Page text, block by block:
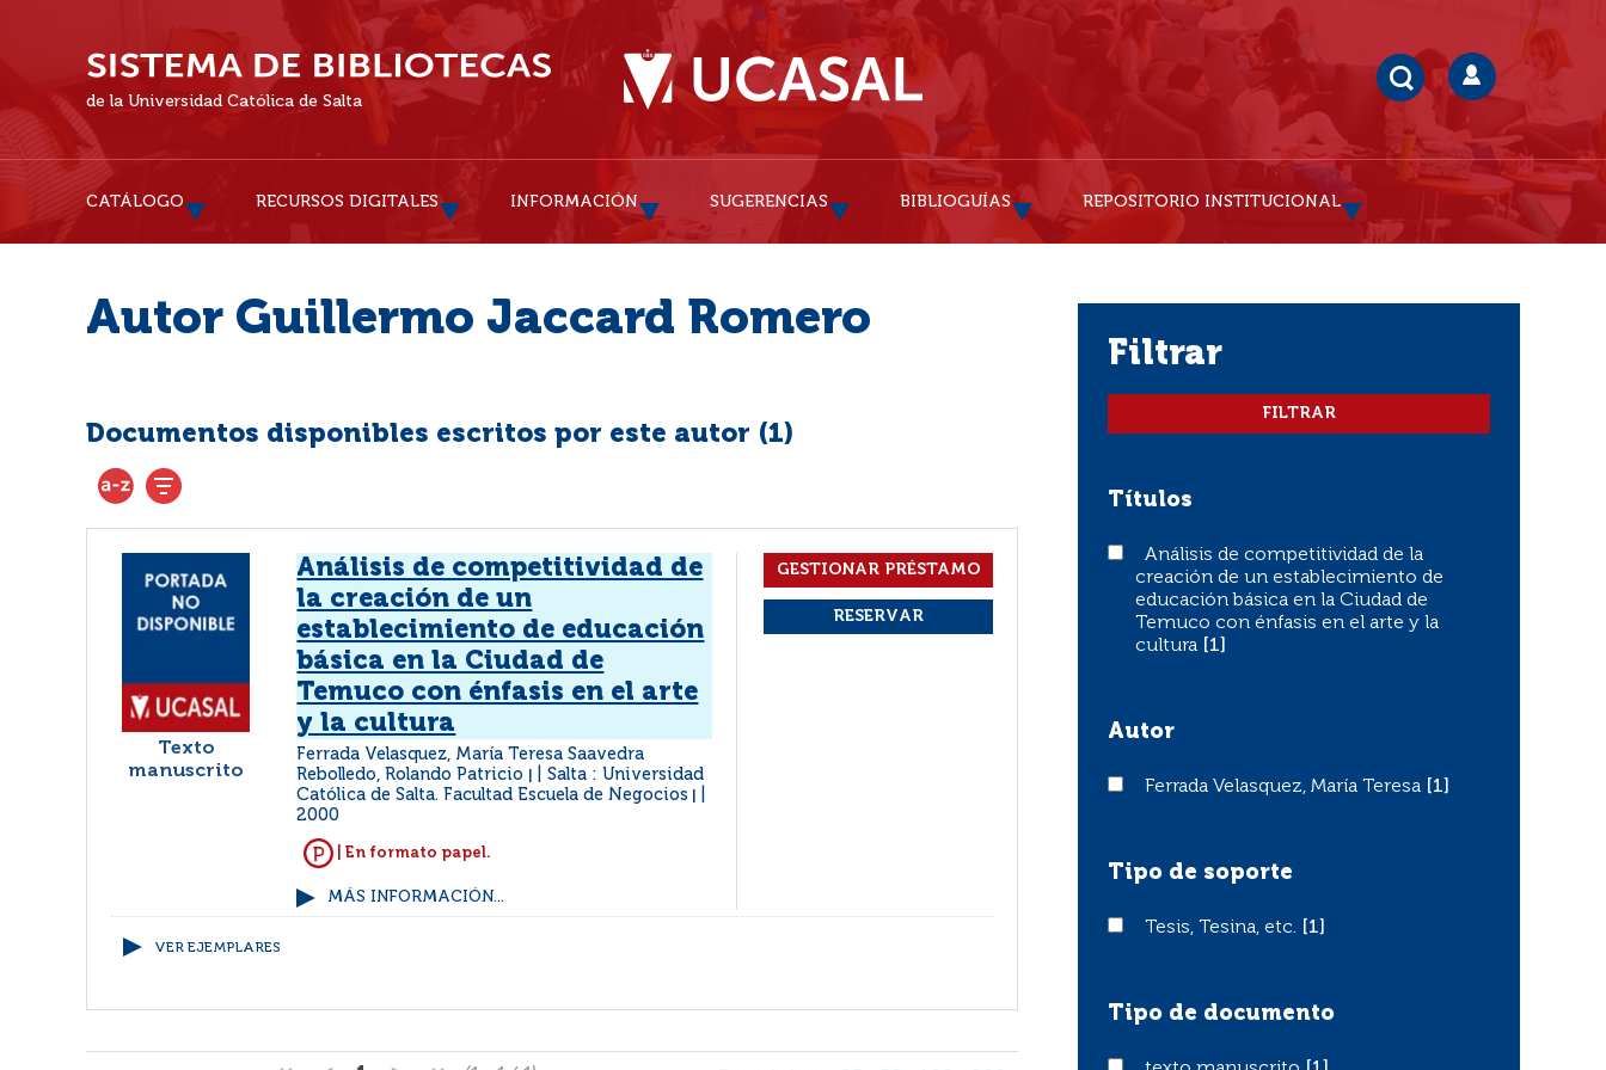
de la Universidad Católica de Salta
CATÁLOGO RECURSOS DIGITALES INFORMACIÓN SUGERENCIAS BIBLIOGUÍAS REPOSITORIO INSTITUCIONAL
Autor Guillermo Jaccard Romero
Documentos disponibles escritos por este autor (1)
Texto
manuscrito
Análisis de competitividad de
la creación de un
establecimiento de educación
básica en la Ciudad de
Temuco con énfasis en el arte
y la cultura
Ferrada Velasquez, María Teresa Saavedra
Rebolledo, Rolando Patricio
Salta : Universidad
Católica de Salta. Facultad Escuela de Negocios
2000
| En formato papel.
MÁS INFORMACIÓN...
VER EJEMPLARES
filtrar
Títulos
Análisis de competitividad de la creación de un
Análisis de competitividad de la
creación de un establecimiento de
educación básica en la Ciudad de
Temuco con énfasis en el arte y la
cultura
[1]
Autor
Ferrada Velasquez, María Teresa
Ferrada Velasquez, María Teresa [1]
Tipo de soporte
Tesis, Tesina, etc.
Tesis, Tesina, etc. [1]
Tipo de documento